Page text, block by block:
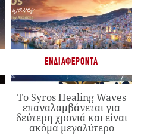
ΕΝΔΙΑΦΈΡΟΝΤΑ
Το Syros Healing Waves
επαναλαμβάνεται για
δεύτερη χρονιά και είναι
ακόμα μεγαλύτερο